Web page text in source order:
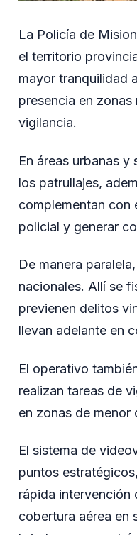
La Policía de
el territorio
mayor tranquilidad
presencia en
vigilancia.
En áreas urbanas
los patrullajes,
complementan con
policial y generar
De manera
nacionales. Allí se
previenen delitos
llevan adelante en
El operativo
realizan tareas de
en zonas de menor
El sistema de
puntos
rápida intervención
cobertura aérea